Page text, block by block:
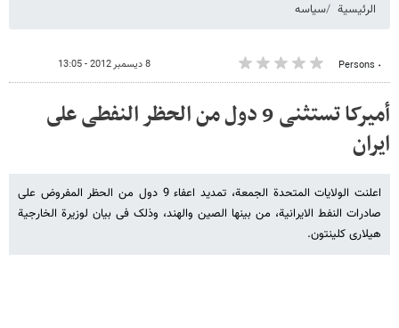
الرئيسية سیاسه
٠ Persons 8 ديسمبر 2012 - 13:05
أمیرکا تستثنی 9 دول من الحظر النفطی على
ایران
اعلنت الولایات المتحدة الجمعة، تمدید اعفاء 9 دول من الحظر المفروض على
صادرات النفط الایرانیة، من بینها الصین والهند، وذلک فی بیان لوزیرة الخارجیة
هیلاری کلینتون.